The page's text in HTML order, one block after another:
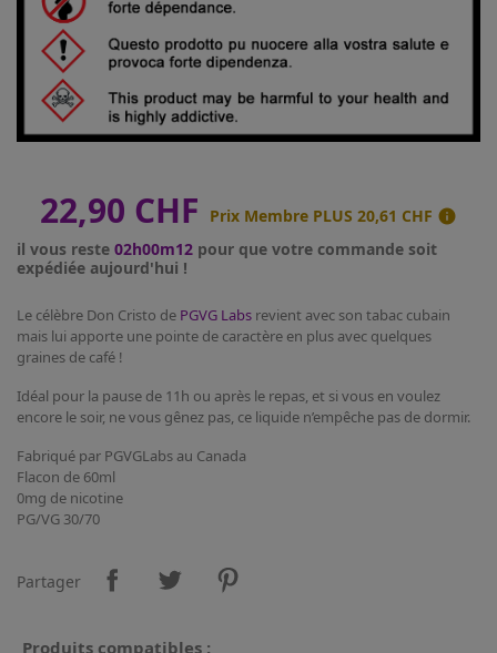
22,90 CHF Prix Membre PLUS 20,61 CHF 
il vous reste 02h00m12 pour que votre commande soit
expédiée aujourd'hui !
Le célèbre Don Cristo de PGVG Labs revient avec son tabac cubain
mais lui apporte une pointe de caractère en plus avec quelques
graines de café !
Idéal pour la pause de 11h ou après le repas, et si vous en voulez
encore le soir, ne vous gênez pas, ce liquide n’empêche pas de dormir.
Fabriqué par PGVGLabs au Canada
Flacon de 60ml
0mg de nicotine
PG/VG 30/70
Partager
Produits compatibles :